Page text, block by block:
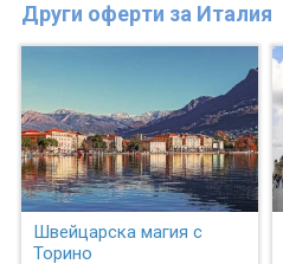
Други оферти за Италия
Швейцарска магия с
Торино